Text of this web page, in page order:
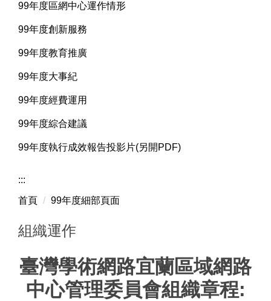
99年度區網中心運作情形
99年度創新服務
99年度教育推廣
99年度大事紀
99年度經費運用
99年度綜合建議
99年度執行成效報告投影片(另開PDF)
:::
首頁
99年度細部頁面
組織運作
臺灣學術網路宜蘭區域網路
中心管理委員會組織章程: